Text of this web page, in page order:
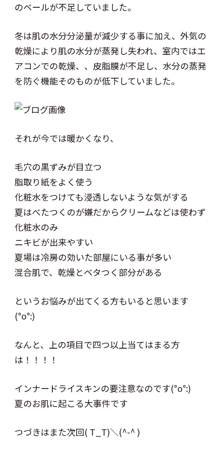
のベールが不足していました。
冬は肌の水分分泌量が減少する事に加え、外気の
乾燥により肌の水分が蒸発し失われ、室内ではエ
アコンでの乾燥、、皮脂膜が不足し、水分の蒸発
を防ぐ機能そのものが低下していました。
それが今では暖かくなり、
毛穴の黒ずみが目立つ
脂取り紙をよく使う
化粧水をつけても浸透しないような気がする
夏はべたつくのが嫌だからクリームなどは使わず
化粧水のみ
ニキビが出来やすい
夏場は冷房の効いた部屋にいる事が多い
混合肌で、乾燥とベタつく部分がある
というお悩みが出てくる方もいると思います
(°o°:)
なんと、上の項目で四つ以上当てはまる方
は！！！！
インナードライスキンの要注意なのです(°o°:)
夏のお肌に起こる大事件です
つづきはまた次回( T_T)＼(^-^ )